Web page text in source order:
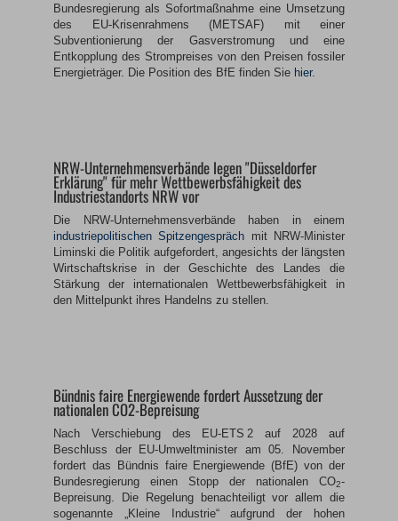
Bundesregierung als Sofortmaßnahme eine Umsetzung
des EU-Krisenrahmens (METSAF) mit einer
Subventionierung der Gasverstromung und eine
Entkopplung des Strompreises von den Preisen fossiler
Energieträger. Die Position des BfE finden Sie hier.
NRW-Unternehmensverbände legen "Düsseldorfer
Erklärung" für mehr Wettbewerbsfähigkeit des
Industriestandorts NRW vor
Die NRW-Unternehmensverbände haben in einem
industriepolitischen Spitzengespräch mit NRW-Minister
Liminski die Politik aufgefordert, angesichts der längsten
Wirtschaftskrise in der Geschichte des Landes die
Stärkung der internationalen Wettbewerbsfähigkeit in
den Mittelpunkt ihres Handelns zu stellen.
Bündnis faire Energiewende fordert Aussetzung der
nationalen CO2-Bepreisung
Nach Verschiebung des EU-ETS 2 auf 2028 auf
Beschluss der EU-Umweltminister am 05. November
fordert das Bündnis faire Energiewende (BfE) von der
Bundesregierung einen Stopp der nationalen CO2-
Bepreisung. Die Regelung benachteiligt vor allem die
sogenannte „Kleine Industrie“ aufgrund der hohen